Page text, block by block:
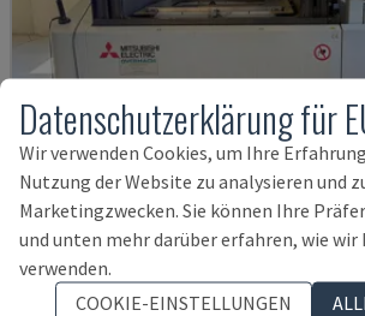
MV2400R
MITSUBISHI - DRAHTERODIERMASCHINE
POLEN 2017 4.000 STD
Datenschutzerklärung für
Wir verwenden Cookies, um Ihre
Nutzung der Website zu analysieren und
Marketingzwecken. Sie können Ihre
und unten mehr darüber erfahren, wie wir
verwenden.
COOKIE-EINSTELLUNGEN